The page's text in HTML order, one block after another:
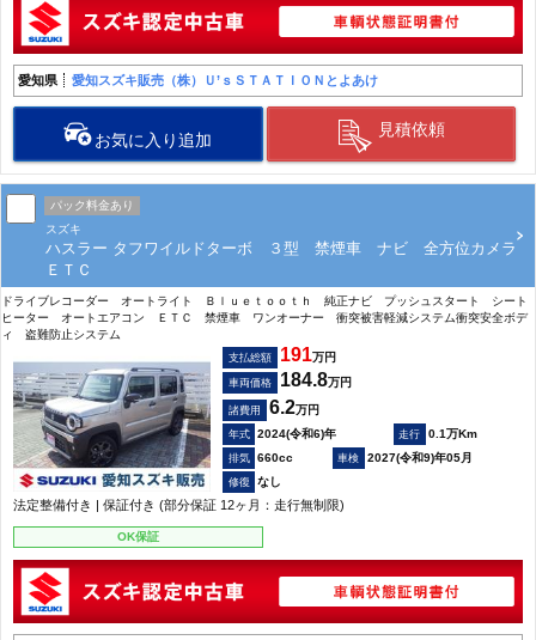
愛知県 愛知スズキ販売（株）Ｕ’ｓＳＴＡＴＩＯＮとよあけ
お気に入り追加
見積依頼
パック料金あり
スズキ
ハスラー タフワイルドターボ ３型 禁煙車 ナビ 全方位カメラ
ＥＴＣ
ドライブレコーダー オートライト Ｂｌｕｅｔｏｏｔｈ 純正ナビ プッシュスタート シート
ヒーター オートエアコン ＥＴＣ 禁煙車 ワンオーナー 衝突被害軽減システム衝突安全ボデ
ィ 盗難防止システム
支払総額 191万円
車両価格 184.8万円
諸費用 6.2万円
2024(令和6)年
0.1万Km
660cc
2027(令和9)年05月
なし
法定整備付き | 保証付き (部分保証 12ヶ月：走行無制限)
OK保証